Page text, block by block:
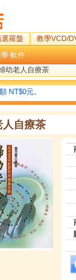
羅盤 教學VCD/
軟件
幼老人自療茶
NT$0元。
人自療茶